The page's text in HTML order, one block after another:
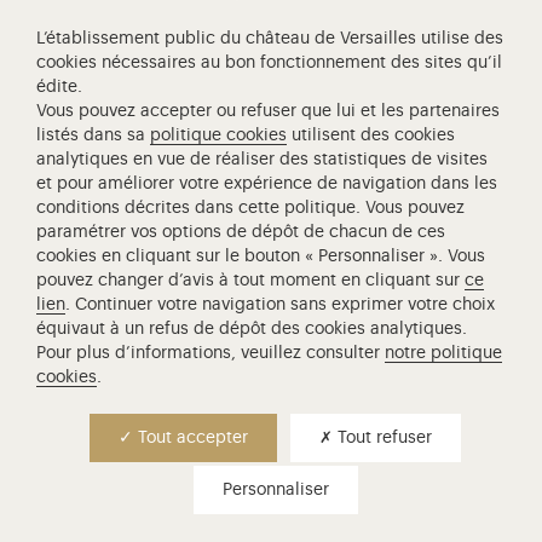
Visite famille - à partir de 5 ans
visite famille - petites
histoires estivales
Petites histoires, secrets bien gardés, anecdotes
surprenantes, venez découvrir lors de cette
promenade au hameau de la Reine la vie
quotidienne de la Cour, à l'heure estivale. Une
incursion en famille dans la vie fourmillante du
domaine de…
Lire la suite
L’établissement public du château de Versailles utilise des
cookies nécessaires au bon fonctionnement des sites qu’il
édite.
Vous pouvez accepter ou refuser que lui et les partenaires
listés dans sa politique cookies utilisent des cookies
analytiques en vue de réaliser des statistiques de visites
et pour améliorer votre expérience de navigation dans les
conditions décrites dans cette politique. Vous pouvez
paramétrer vos options de dépôt de chacun de ces
cookies en cliquant sur le bouton « Personnaliser ». Vous
pouvez changer d’avis à tout moment en cliquant surce
lien. Continuer votre navigation sans exprimer votre choix
équivaut à un refus de dépôt des cookies analytiques.
Pour plus d’informations, veuillez consulter notre politique
cookies.
Tout accepter Tout refuser
Personnaliser